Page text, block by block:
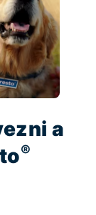
a
®